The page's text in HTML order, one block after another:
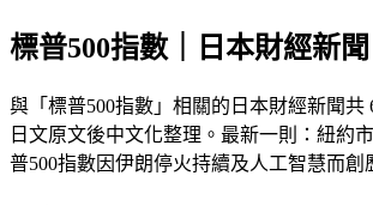
標普500指數｜日本財經新聞
與「標普500指數」相關的日本財經新聞共
日文原文後中文化整理。最新一則：紐約
普500指數因伊朗停火持續及人工智慧而創